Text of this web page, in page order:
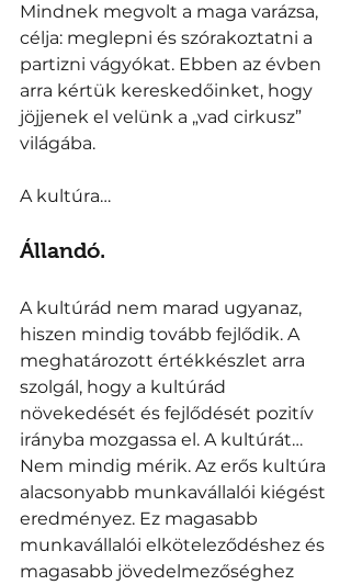
Mindnek megvolt a maga varázsa,
célja: meglepni és szórakoztatni a
partizni vágyókat. Ebben az évben
arra kértük kereskedőinket, hogy
jöjjenek el velünk a „vad cirkusz”
világába.
A kultúra…
Állandó.
A kultúrád nem marad ugyanaz,
hiszen mindig tovább fejlődik. A
meghatározott értékkészlet arra
szolgál, hogy a kultúrád
növekedését és fejlődését pozitív
irányba mozgassa el. A kultúrát…
Nem mindig mérik. Az erős kultúra
alacsonyabb munkavállalói kiégést
eredményez. Ez magasabb
munkavállalói elköteleződéshez és
magasabb jövedelmezőséghez